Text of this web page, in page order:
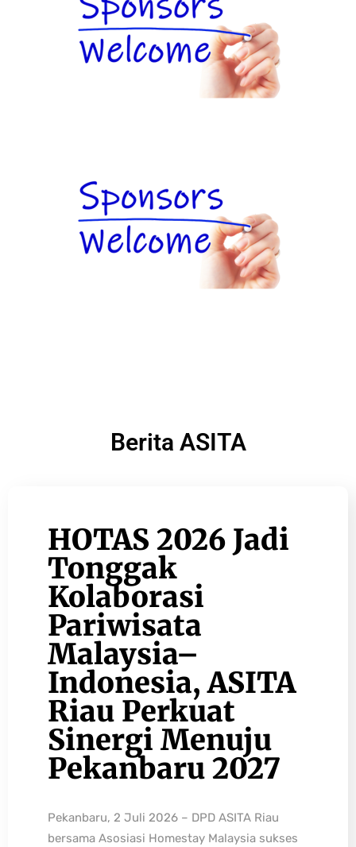
Berita ASITA
HOTAS 2026 Jadi
Tonggak
Kolaborasi
Pariwisata
Malaysia–
Indonesia, ASITA
Riau Perkuat
Sinergi Menuju
Pekanbaru 2027
Pekanbaru, 2 Juli 2026 – DPD ASITA Riau
bersama Asosiasi Homestay Malaysia sukses